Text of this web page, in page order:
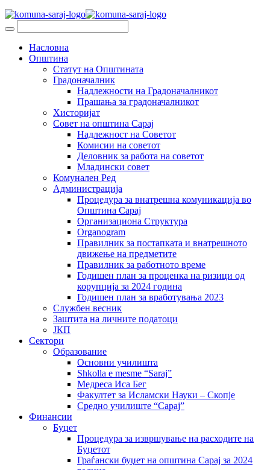
Насловна
Општина
Статут на Општината
Градоначалник
Надлежности на Градоначалникот
Прашања за градоначалникот
Хисторијат
Совет на општина Сарај
Надлежност на Советот
Комисии на советот
Деловник за работа на советот
Младински совет
Комунален Ред
Администрација
Процедура за внатрешна комуникација во
Општина Сарај
Организациона Структура
Organogram
Правилник за постапката и внатрешното
движење на предметите
Правилник за работното време
Годишен план за проценка на ризици од
корупција за 2024 година
Годишен план за вработувања 2023
Службен весник
Заштита на личните податоци
ЈКП
Сектори
Образование
Основни училишта
Shkolla e mesme “Saraj”
Медреса Иса Бег
Факултет за Исламски Науки – Скопје
Средно училиште “Сарај”
Финансии
Буџет
Процедура за извршување на расходите на
Буџетот
Граѓански буџет на општина Сарај за 2024